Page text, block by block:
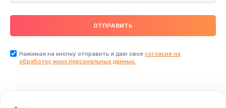
Нажимая на кнопку отправить я даю свое согласие на
обработку моих персональных данных.